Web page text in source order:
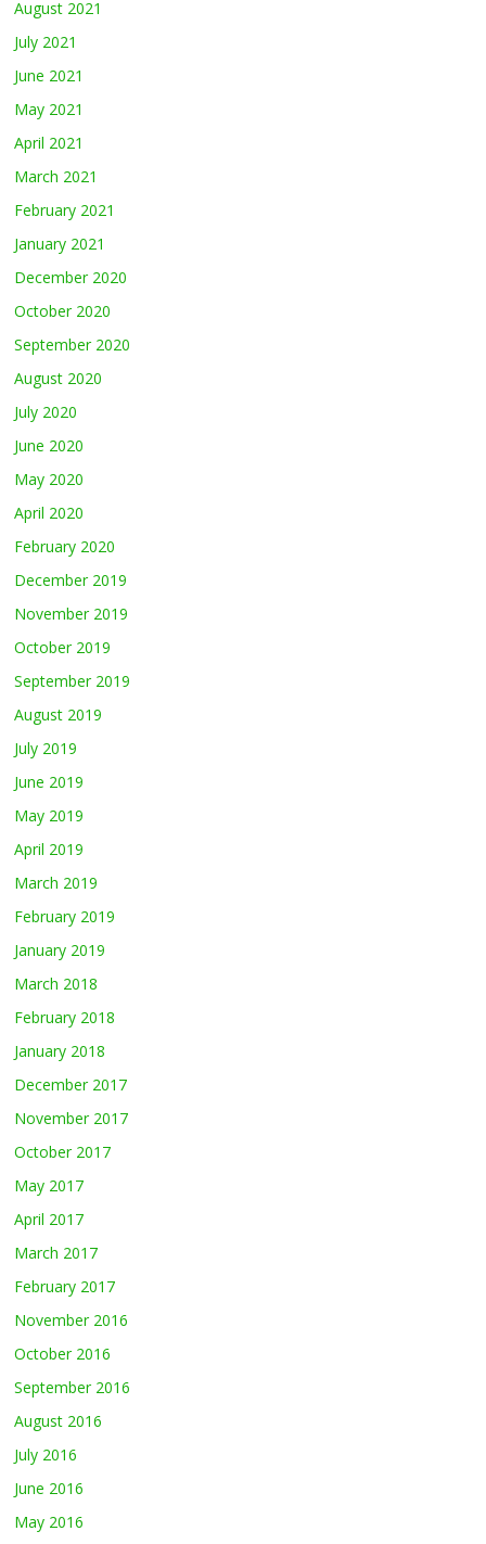
August 2021
July 2021
June 2021
May 2021
April 2021
March 2021
February 2021
January 2021
December 2020
October 2020
September 2020
August 2020
July 2020
June 2020
May 2020
April 2020
February 2020
December 2019
November 2019
October 2019
September 2019
August 2019
July 2019
June 2019
May 2019
April 2019
March 2019
February 2019
January 2019
March 2018
February 2018
January 2018
December 2017
November 2017
October 2017
May 2017
April 2017
March 2017
February 2017
November 2016
October 2016
September 2016
August 2016
July 2016
June 2016
May 2016